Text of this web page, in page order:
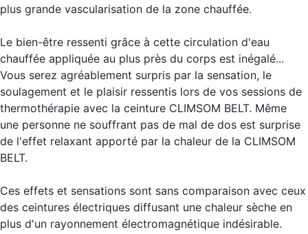
plus grande vascularisation de la zone chauffée.
Le bien-être ressenti grâce à cette circulation d'eau
chauffée appliquée au plus près du corps est inégalé...
Vous serez agréablement surpris par la sensation, le
soulagement et le plaisir ressentis lors de vos sessions de
thermothérapie avec la ceinture CLIMSOM BELT. Même
une personne ne souffrant pas de mal de dos est surprise
de l'effet relaxant apporté par la chaleur de la CLIMSOM
BELT.
Ces effets et sensations sont sans comparaison avec ceux
des ceintures électriques diffusant une chaleur sèche en
plus d'un rayonnement électromagnétique indésirable.